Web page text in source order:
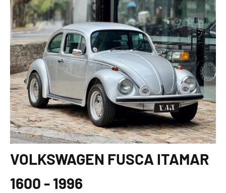
VOLKSWAGEN FUSCA ITAMAR
1600 - 1996